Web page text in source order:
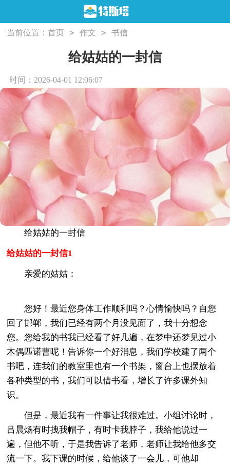
当前位置：首页 > 作文 > 书信
给姑姑的一封信
时间：2026-04-01 12:06:07
给姑姑的一封信
给姑姑的一封信1
亲爱的姑姑：
您好！最近您身体工作顺利吗？心情愉快吗？自您
回了邯郸，我们已经有两个月没见面了，我十分想念
您。您给我的书我已经看了好几遍，在梦中还梦见过小
木偶匹诺曹呢！告诉你一个好消息，我们学校建了两个
书吧，连我们的教室里也有一个书架，窗台上也摆放着
各种类型的书，我们可以借书看，增长了许多课外知
识。
但是，最近我有一件事让我很难过。小组讨论时，
吕晨炀有时拽我帽子，有时卡我脖子，我给他说过一
遍，但他不听，于是我告诉了老师，老师让我给他多交
流一下。我下课的时候，给他谈了一会儿，可他却